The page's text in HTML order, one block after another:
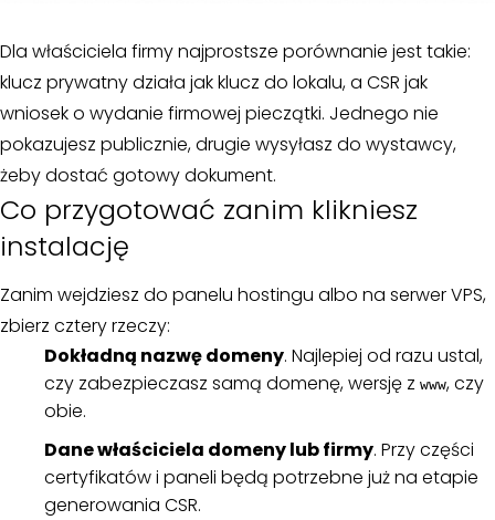
Dla właściciela firmy najprostsze porównanie jest takie:
klucz prywatny działa jak klucz do lokalu, a CSR jak
wniosek o wydanie firmowej pieczątki. Jednego nie
pokazujesz publicznie, drugie wysyłasz do wystawcy,
żeby dostać gotowy dokument.
Co przygotować zanim klikniesz
instalację
Zanim wejdziesz do panelu hostingu albo na serwer VPS,
zbierz cztery rzeczy:
Dokładną nazwę domeny. Najlepiej od razu ustal,
czy zabezpieczasz samą domenę, wersję z www, czy
obie.
Dane właściciela domeny lub firmy. Przy części
certyfikatów i paneli będą potrzebne już na etapie
generowania CSR.